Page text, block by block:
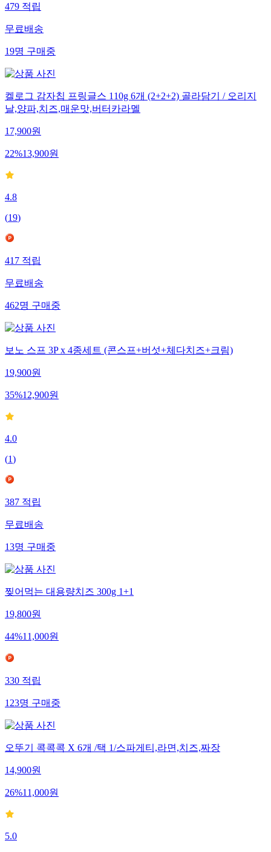
479적립
무료배송
19명구매중
켈로그 감자칩 프링글스 110g 6개 (2+2+2) 골라담기 / 오리지
날,양파,치즈,매운맛,버터카라멜
17,900원
22%13,900원
4.8
(19)
417적립
무료배송
462명구매중
보노 스프 3P x 4종세트 (콘스프+버섯+체다치즈+크림)
19,900원
35%12,900원
4.0
(1)
387적립
무료배송
13명구매중
찢어먹는 대용량치즈 300g 1+1
19,800원
44%11,000원
330적립
123명구매중
오뚜기 콕콕콕 X 6개 /택 1/스파게티,라면,치즈,짜장
14,900원
26%11,000원
5.0